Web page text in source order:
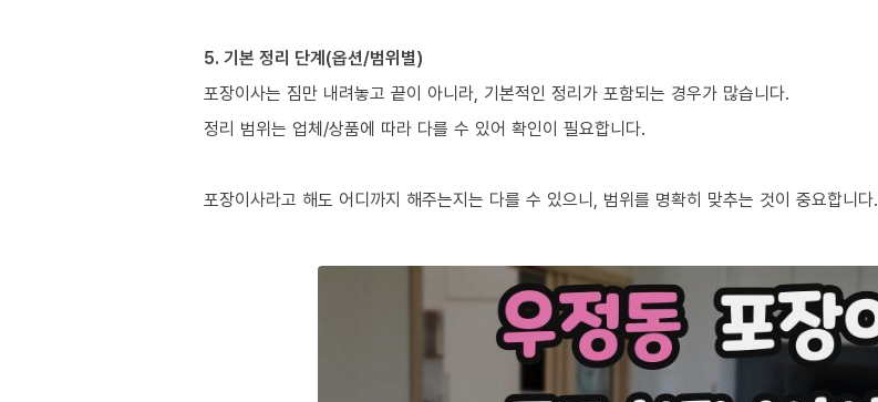
5. 기본 정리 단계(옵션/범위별)
포장이사는 짐만 내려놓고 끝이 아니라, 기본적인 정리가 포함되는 경우가 많습니다.
정리 범위는 업체/상품에 따라 다를 수 있어 확인이 필요합니다.
포장이사라고 해도 어디까지 해주는지는 다를 수 있으니, 범위를 명확히 맞추는 것이 중요합니다.